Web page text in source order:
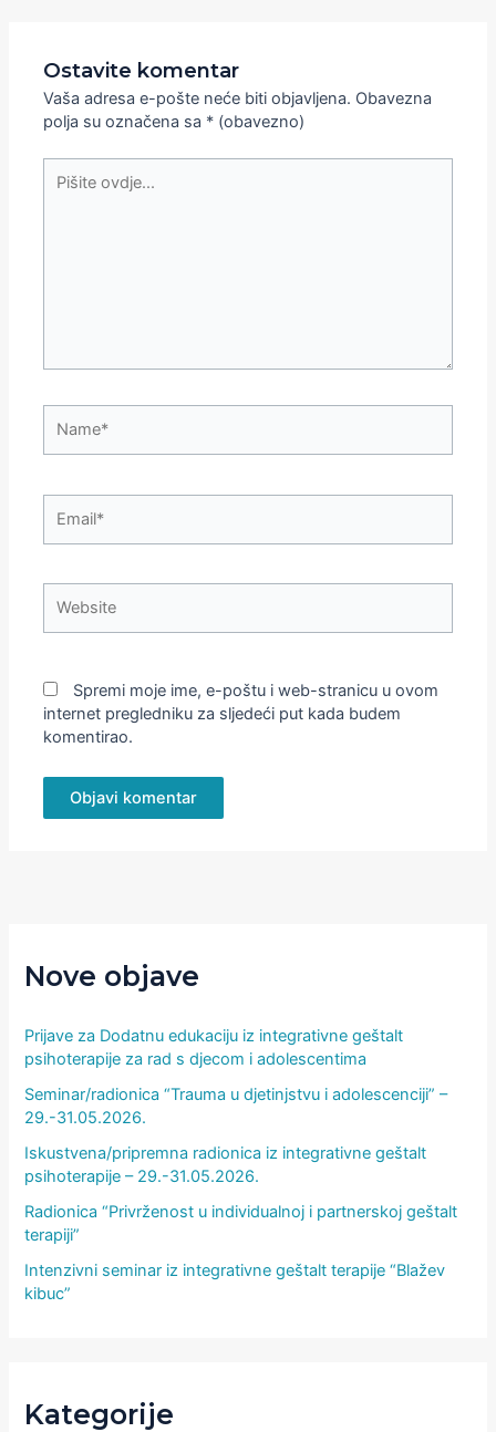
Ostavite komentar
Vaša adresa e-pošte neće biti objavljena. Obavezna
polja su označena sa * (obavezno)
ovdje...
Spremi moje ime, e-poštu i web-stranicu u ovom
internet pregledniku za sljedeći put kada budem
komentirao.
Nove objave
Prijave za Dodatnu edukaciju iz integrativne geštalt
psihoterapije za rad s djecom i adolescentima
Seminar/radionica “Trauma u djetinjstvu i adolescenciji” –
29.-31.05.2026.
Iskustvena/pripremna radionica iz integrativne geštalt
psihoterapije – 29.-31.05.2026.
Radionica “Privrženost u individualnoj i partnerskoj geštalt
terapiji”
Intenzivni seminar iz integrativne geštalt terapije “Blažev
kibuc”
Kategorije